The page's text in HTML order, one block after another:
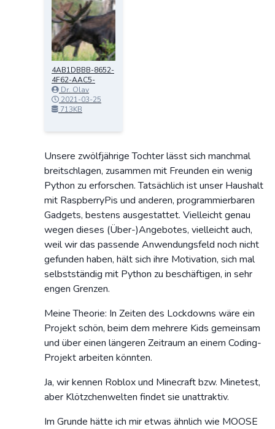
4AB1DBBB-8652-
4F62-AAC5-
BC2619CDDFE8.j
peg
Dr. Olav
Schettler
2021-03-25
16:06:21
713KB
Unsere zwölfjährige Tochter lässt sich manchmal
breitschlagen, zusammen mit Freunden ein wenig
Python zu erforschen. Tatsächlich ist unser Haushalt
mit RaspberryPis und anderen, programmierbaren
Gadgets, bestens ausgestattet. Vielleicht genau
wegen dieses (Über-)Angebotes, vielleicht auch,
weil wir das passende Anwendungsfeld noch nicht
gefunden haben, hält sich ihre Motivation, sich mal
selbstständig mit Python zu beschäftigen, in sehr
engen Grenzen.
Meine Theorie: In Zeiten des Lockdowns wäre ein
Projekt schön, beim dem mehrere Kids gemeinsam
und über einen längeren Zeitraum an einem Coding-
Projekt arbeiten könnten.
Ja, wir kennen Roblox und Minecraft bzw. Minetest,
aber Klötzchenwelten findet sie unattraktiv.
Im Grunde hätte ich mir etwas ähnlich wie MOOSE